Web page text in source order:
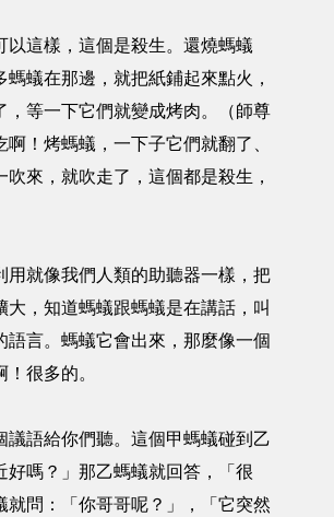
這樣，這個是殺生。還燒螞蟻
螞蟻在那邊，就把紙鋪起來點火，
，等一下它們就變成烤肉。（師尊
啊！烤螞蟻，一下子它們就翻了、
吹來，就吹走了，這個都是殺生，
就像我們人類的助聽器一樣，把
大，知道螞蟻跟螞蟻是在講話，叫
語言。螞蟻它會出來，那麼像一個
很多的。
語給你們聽。這個甲螞蟻碰到乙
好嗎？」那乙螞蟻就回答，「很
就問：「你哥哥呢？」，「它突然